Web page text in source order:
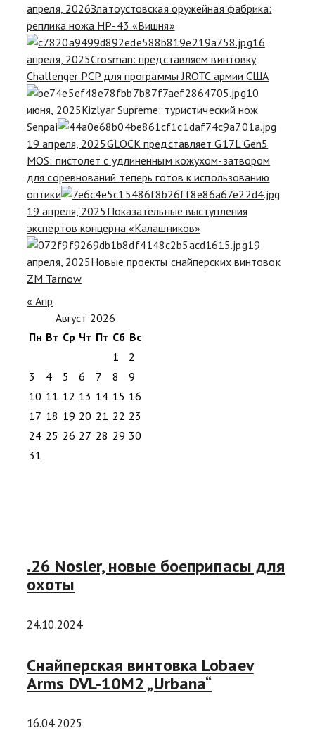
апреля, 2026Златоустовская оружейная фабрика:
реплика ножа НР-43 «Вишня»
16
апреля, 2025Crosman: представляем винтовку
Challenger PCP для программы JROTC армии США
10
июня, 2025Kizlyar Supreme: туристический нож
Senpai
19 апреля, 2025GLOCK представляет G17L Gen5
MOS: пистолет с удлиненным кожухом-затвором
для соревнований теперь готов к использованию
оптики
19 апреля, 2025 Показательные выступления
экспертов концерна «Калашников»
19
апреля, 2025Новые проекты снайперских винтовок
ZM Tarnow
« Апр
Август 2026
Пн Вт Ср Чт Пт Сб Вс
1
2
3
4 5 6 7 8
9
10 11 12 13 14 15 16
17 18 19 20 21 22 23
24 25 26 27 28 29 30
31
.26 Nosler, новые боеприпасы для
охоты
24.10.2024
Снайперская винтовка Lobaev
Arms DVL-10M2 „Urbana“
16.04.2025